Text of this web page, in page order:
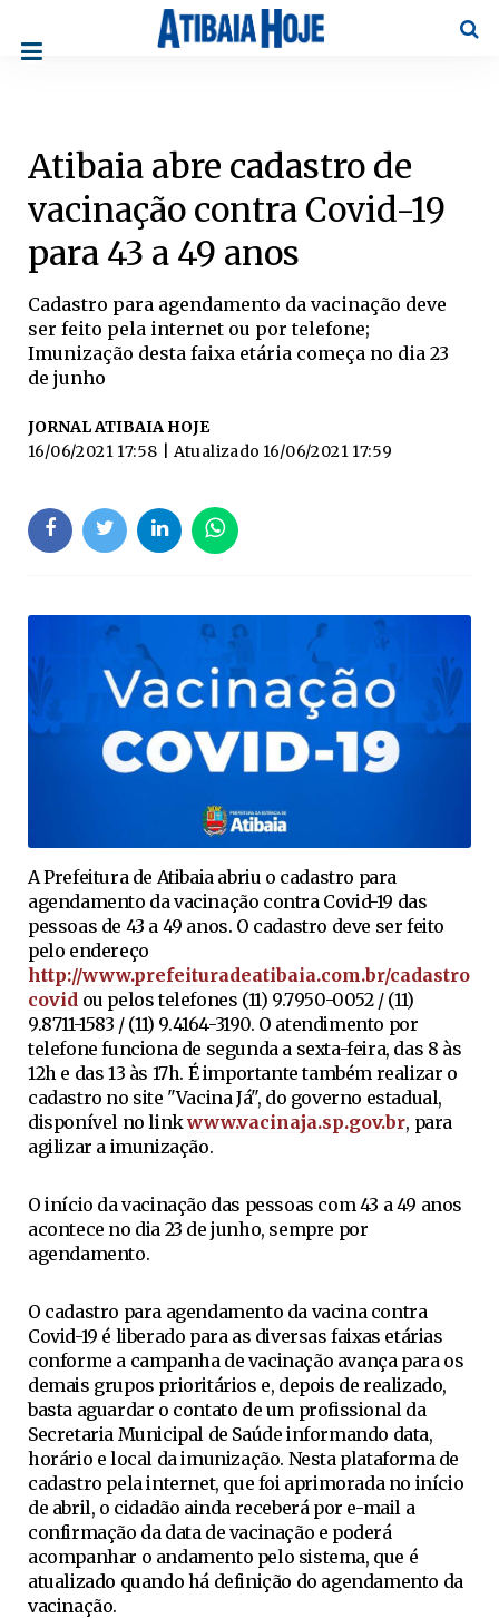
Atibaia abre cadastro de
vacinação contra Covid-19
para 43 a 49 anos
Cadastro para agendamento da vacinação deve
ser feito pela internet ou por telefone;
Imunização desta faixa etária começa no dia 23
de junho
JORNAL ATIBAIA HOJE
16/06/2021 17:58
| Atualizado 16/06/2021 17:59
A Prefeitura de Atibaia abriu o cadastro para
agendamento da vacinação contra Covid-19 das
pessoas de 43 a 49 anos. O cadastro deve ser feito
pelo endereço
http://www.prefeituradeatibaia.com.br/cadastro
covid ou pelos telefones (11) 9.7950-0052 / (11)
9.8711-1583 / (11) 9.4164-3190. O atendimento por
telefone funciona de segunda a sexta-feira, das 8 às
12h e das 13 às 17h. É importante também realizar o
cadastro no site "Vacina Já", do governo estadual,
disponível no linkwww.vacinaja.sp.gov.br, para
agilizar a imunização.
O início da vacinação das pessoas com 43 a 49 anos
acontece no dia 23 de junho, sempre por
agendamento.
O cadastro para agendamento da vacina contra
Covid-19 é liberado para as diversas faixas etárias
conforme a campanha de vacinação avança para os
demais grupos prioritários e, depois de realizado,
basta aguardar o contato de um profissional da
Secretaria Municipal de Saúde informando data,
horário e local da imunização. Nesta plataforma de
cadastro pela internet, que foi aprimorada no início
de abril, o cidadão ainda receberá por e-mail a
confirmação da data de vacinação e poderá
acompanhar o andamento pelo sistema, que é
atualizado quando há definição do agendamento da
vacinação.